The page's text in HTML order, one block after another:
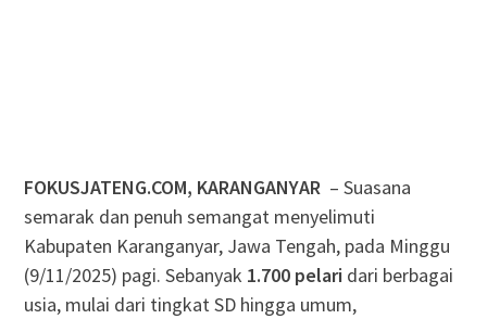
FOKUSJATENG.COM, KARANGANYAR – Suasana
semarak dan penuh semangat menyelimuti
Kabupaten Karanganyar, Jawa Tengah, pada Minggu
(9/11/2025) pagi. Sebanyak 1.700 pelaridari berbagai
usia, mulai dari tingkat SD hingga umum,